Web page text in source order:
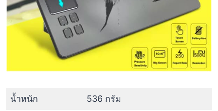
น้ำหนัก 536 กรัม